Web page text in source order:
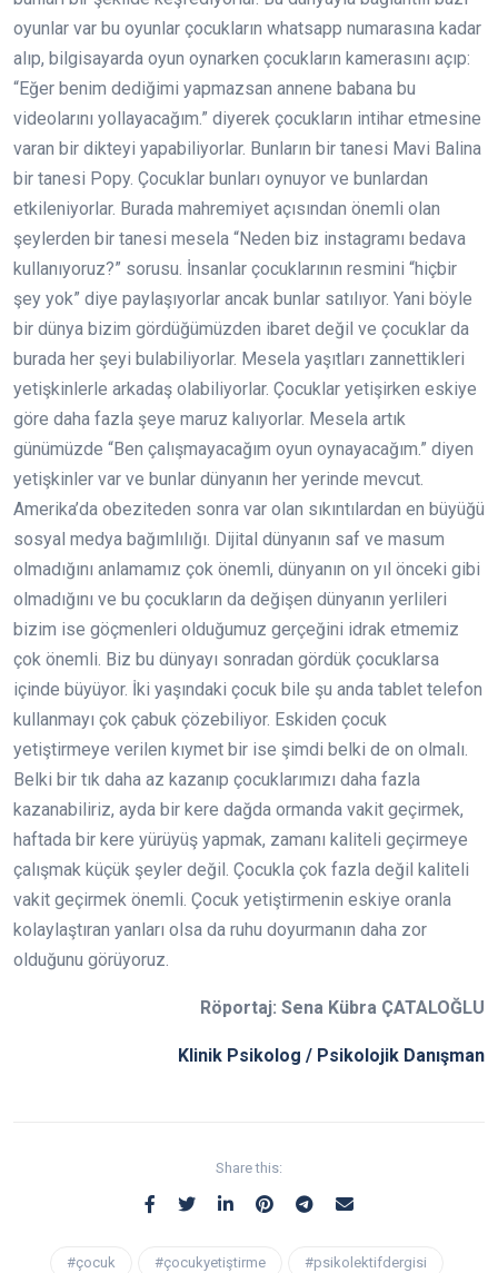
oyunlar var bu oyunlar çocukların whatsapp numarasına kadar
alıp, bilgisayarda oyun oynarken çocukların kamerasını açıp:
“Eğer benim dediğimi yapmazsan annene babana bu
videolarını yollayacağım.” diyerek çocukların intihar etmesine
varan bir dikteyi yapabiliyorlar. Bunların bir tanesi Mavi Balina
bir tanesi Popy. Çocuklar bunları oynuyor ve bunlardan
etkileniyorlar. Burada mahremiyet açısından önemli olan
şeylerden bir tanesi mesela “Neden biz instagramı bedava
kullanıyoruz?” sorusu. İnsanlar çocuklarının resmini “hiçbir
şey yok” diye paylaşıyorlar ancak bunlar satılıyor. Yani böyle
bir dünya bizim gördüğümüzden ibaret değil ve çocuklar da
burada her şeyi bulabiliyorlar. Mesela yaşıtları zannettikleri
yetişkinlerle arkadaş olabiliyorlar. Çocuklar yetişirken eskiye
göre daha fazla şeye maruz kalıyorlar. Mesela artık
günümüzde “Ben çalışmayacağım oyun oynayacağım.” diyen
yetişkinler var ve bunlar dünyanın her yerinde mevcut.
Amerika’da obeziteden sonra var olan sıkıntılardan en büyüğü
sosyal medya bağımlılığı. Dijital dünyanın saf ve masum
olmadığını anlamamız çok önemli, dünyanın on yıl önceki gibi
olmadığını ve bu çocukların da değişen dünyanın yerlileri
bizim ise göçmenleri olduğumuz gerçeğini idrak etmemiz
çok önemli. Biz bu dünyayı sonradan gördük çocuklarsa
içinde büyüyor. İki yaşındaki çocuk bile şu anda tablet telefon
kullanmayı çok çabuk çözebiliyor. Eskiden çocuk
yetiştirmeye verilen kıymet bir ise şimdi belki de on olmalı.
Belki bir tık daha az kazanıp çocuklarımızı daha fazla
kazanabiliriz, ayda bir kere dağda ormanda vakit geçirmek,
haftada bir kere yürüyüş yapmak, zamanı kaliteli geçirmeye
çalışmak küçük şeyler değil. Çocukla çok fazla değil kaliteli
vakit geçirmek önemli. Çocuk yetiştirmenin eskiye oranla
kolaylaştıran yanları olsa da ruhu doyurmanın daha zor
olduğunu görüyoruz.
Röportaj: Sena Kübra ÇATALOĞLU
Klinik Psikolog / Psikolojik Danışman
Share this:
#çocuk #çocukyetiştirme #psikolektifdergisi